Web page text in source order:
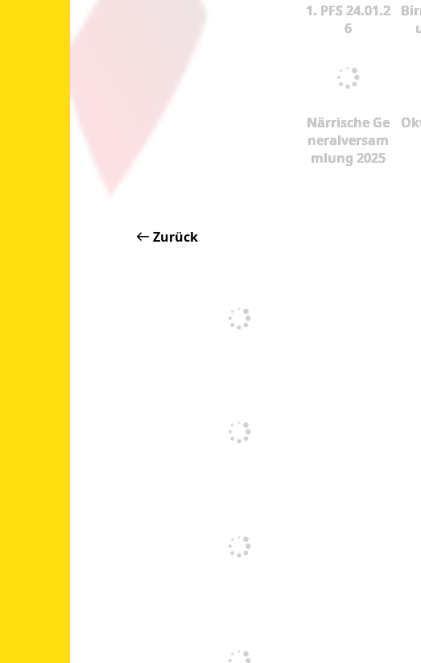
1. PFS 24.01.2
6
Närrische Ge
neralversam
mlung 2025
Zurück